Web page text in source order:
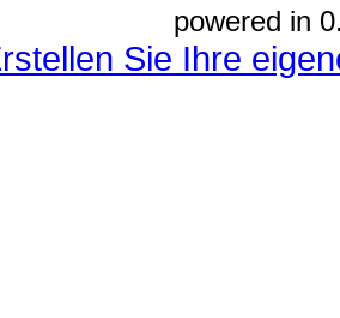
powered in
Sie Ihre